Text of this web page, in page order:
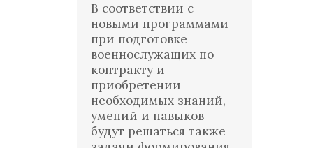
В соответствии с
новыми программами
при подготовке
военнослужащих по
контракту и
приобретении
необходимых знаний,
умений и навыков
будут решаться также